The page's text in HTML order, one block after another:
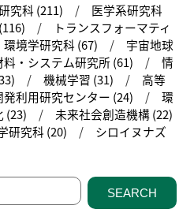
究科 (211)
医学系研究科
トランスフォーマティ
環境学研究科 (67)
宇宙地球
料・システム研究所 (61)
情
機械学習 (31)
高等
利用研究センター (24)
環
(23)
未来社会創造機構 (22)
研究科 (20)
シロイヌナズ
SEARCH